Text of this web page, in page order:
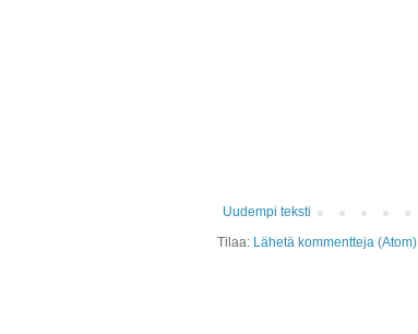
Uudempi teksti
Tilaa: Lähetä kommentteja (Atom)